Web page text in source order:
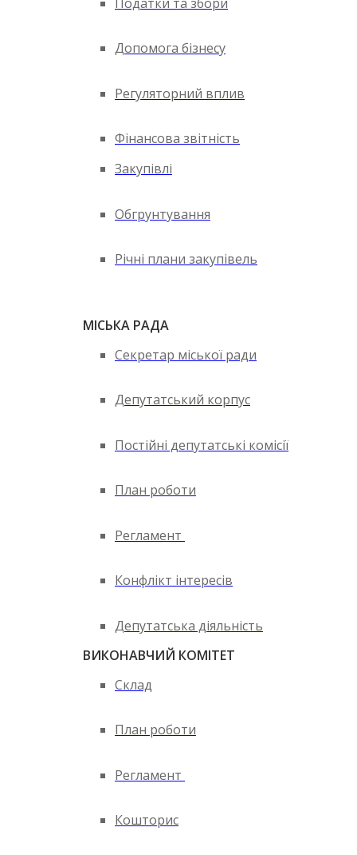
Допомога бізнесу
Регуляторний вплив
Фінансова звітність
Закупівлі
Обгрунтування
Річні плани закупівель
МІСЬКА РАДА
Секретар міської ради
Депутатський корпус
Постійні депутатські комісії
План роботи
Регламент
Конфлікт інтересів
Депутатська діяльність
ВИКОНАВЧИЙ КОМІТЕТ
Склад
План роботи
Регламент
Кошторис